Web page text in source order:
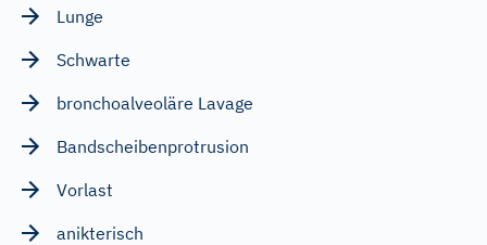
Lunge
Schwarte
bronchoalveoläre Lavage
Bandscheibenprotrusion
Vorlast
anikterisch